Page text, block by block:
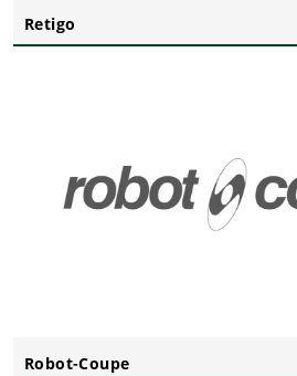
Retigo
Robot-Coupe